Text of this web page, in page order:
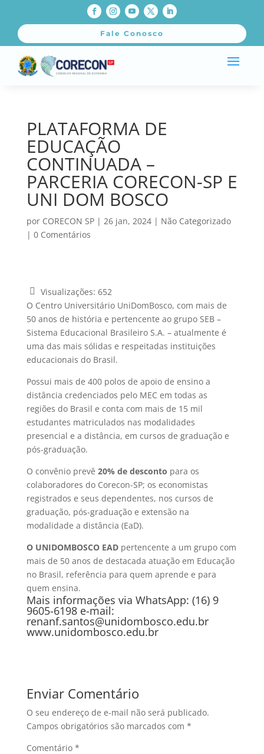
Fale Conosco
PLATAFORMA DE
EDUCAÇÃO
CONTINUADA –
PARCERIA CORECON-SP E
UNI DOM BOSCO
por CORECON SP| 26 jan, 2024| Não Categorizado
| 0 Comentários
Visualizações: 652
O Centro Universitário UniDomBosco, com mais de
50 anos de história e pertencente ao grupo SEB –
Sistema Educacional Brasileiro S.A. – atualmente é
uma das mais sólidas e respeitadas instituições
educacionais do Brasil.
Possui mais de 400 polos de apoio de ensino a
distância credenciados pelo MEC em todas as
regiões do Brasil e conta com mais de 15 mil
estudantes matriculados nas modalidades
presencial e a distância, em cursos de graduação e
pós-graduação.
O convênio prevê 20% de desconto para os
colaboradores do Corecon-SP; os economistas
registrados e seus dependentes, nos cursos de
graduação, pós-graduação e extensão na
modalidade a distância (EaD).
O UNIDOMBOSCO EADpertencente a um grupo com
mais de 50 anos de destacada atuação em Educação
no Brasil, referência para quem aprende e para
quem ensina.
Mais informações via WhatsApp: (16) 9
9605-6198 e-mail:
renanf.santos@unidombosco.edu.br
www.unidombosco.edu.br
Enviar Comentário
O seu endereço de e-mail não será publicado.
Campos obrigatórios são marcados com *
Comentário *